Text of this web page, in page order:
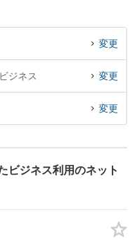
変更
ジネス 変更
変更
ビジネス利用のネット